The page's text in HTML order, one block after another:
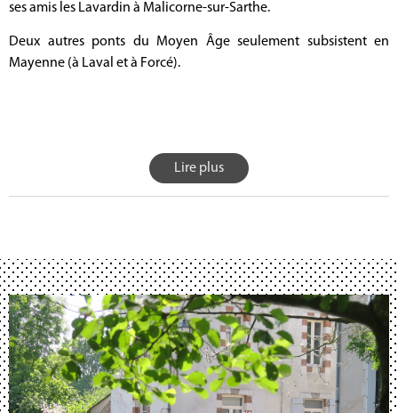
ses amis les Lavardin à Malicorne-sur-Sarthe.
Deux autres ponts du Moyen Âge seulement subsistent en
Mayenne (à Laval et à Forcé).
Lire plus